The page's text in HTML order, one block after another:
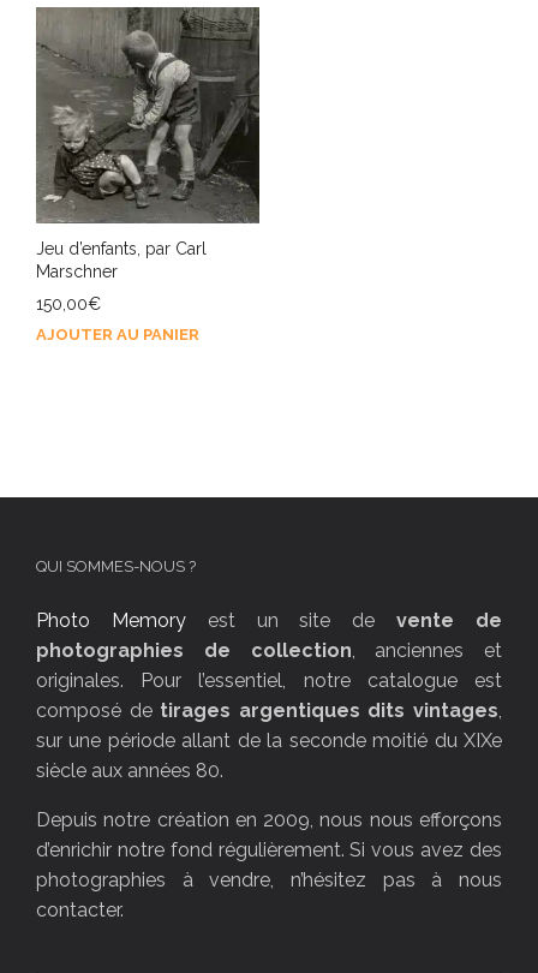
Jeu d’enfants, par Carl
Marschner
150,00€
AJOUTER AU PANIER
QUI SOMMES-NOUS ?
Photo Memoryest un site devente de
photographies de collection , anciennes et
originales. Pour l’essentiel, notre catalogue est
composé de tirages argentiques dits vintages
sur une période allant de la seconde moitié du XIXe
siècle aux années 80.
Depuis notre création en 2009, nous nous efforçons
d’enrichir notre fond régulièrement. Si vous avez des
photographies à vendre, n’hésitez pas à nous
contacter.